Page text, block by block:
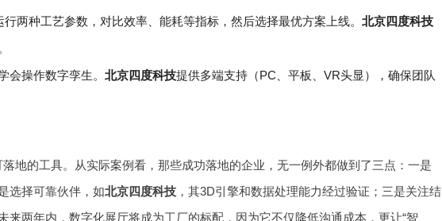
两种工艺参数，对比效率、能耗等指标，然后选择最优方案上线。 北京四度科技
会操作数字孪生。 北京四度科技提供多端支持（PC、平板、VR头显），确保团队
地的工具。从实际案例看，那些成功落地的企业，无一例外都做到了三点：一是
选择可靠伙伴，如北京四度科技，其3D引擎和数据处理能力经过验证；三是关注结
来两年内，数字化展厅将成为工厂的标配，因为它不仅降低沟通成本，更让“智